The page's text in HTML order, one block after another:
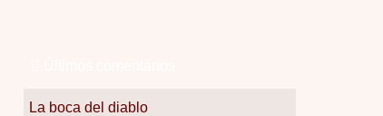
La boca del diablo